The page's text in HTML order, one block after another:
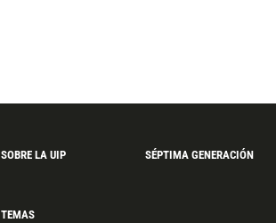
SOBRE LA UIP SÉPTIMA GENERACIÓN
TEMAS